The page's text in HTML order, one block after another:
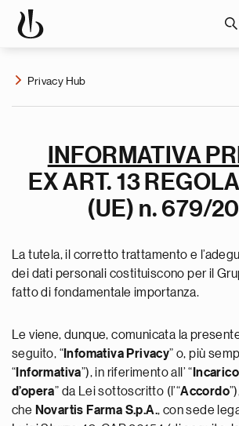
Privacy Hub
INFORMATIVA
EX ART. 13
(UE) n. 679/
La tutela, il corretto trattamento e
dei dati personali costituiscono per il
fatto di fondamentale importanza.
Le viene, dunque, comunicata la
seguito, “ Infomativa Privacy” o, più
“ Informativa”), in riferimento all’ “
d’opera” da Lei sottoscritto (l’“Accordo
che Novartis Farma S.p.A., con sede